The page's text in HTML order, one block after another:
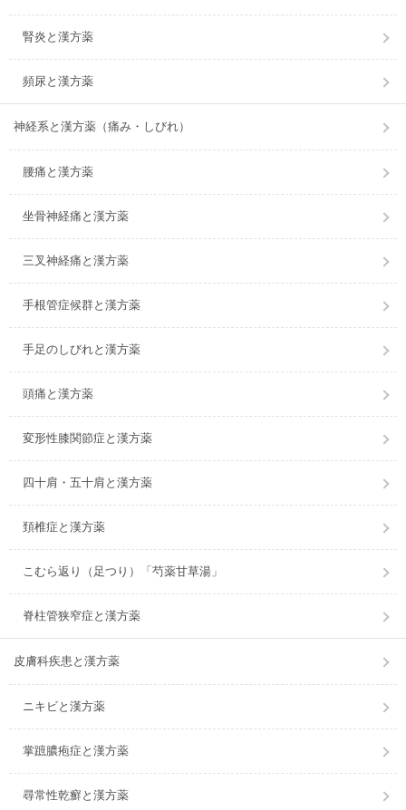
腎炎と漢方薬
頻尿と漢方薬
神経系と漢方薬（痛み・しびれ）
腰痛と漢方薬
坐骨神経痛と漢方薬
三叉神経痛と漢方薬
手根管症候群と漢方薬
手足のしびれと漢方薬
頭痛と漢方薬
変形性膝関節症と漢方薬
四十肩・五十肩と漢方薬
頚椎症と漢方薬
こむら返り（足つり）「芍薬甘草湯」
脊柱管狭窄症と漢方薬
皮膚科疾患と漢方薬
ニキビと漢方薬
掌蹠膿疱症と漢方薬
尋常性乾癬と漢方薬